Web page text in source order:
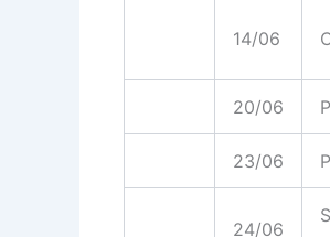
14/06
20/06
23/06
24/06